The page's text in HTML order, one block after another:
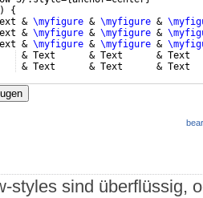
)
{
&
\myfigure & \myfigure &
&
\myfigure & \myfigure &
&
\myfigure & \myfigure &
& Text      & Text      & Text
& Text      & Text      & Text
styles sind überflüssig,